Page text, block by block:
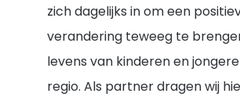
zich dagelijks in om een
verandering teweeg te
levens van kinderen en
regio. Als partner dragen wij